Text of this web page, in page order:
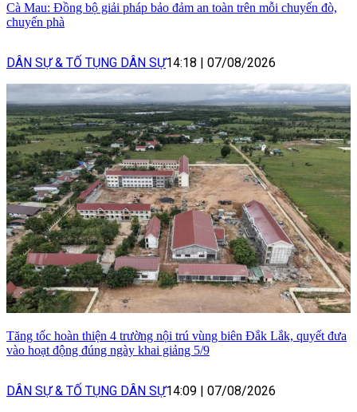
Cà Mau: Đồng bộ giải pháp bảo đảm an toàn trên mỗi chuyến đò,
chuyến phà
DÂN SỰ & TỐ TỤNG DÂN SỰ14:18 07/08/2026
Tăng tốc hoàn thiện 4 trường nội trú vùng biên Đắk Lắk, quyết đưa
vào hoạt động đúng ngày khai giảng 5/9
DÂN SỰ & TỐ TỤNG DÂN SỰ14:09 07/08/2026